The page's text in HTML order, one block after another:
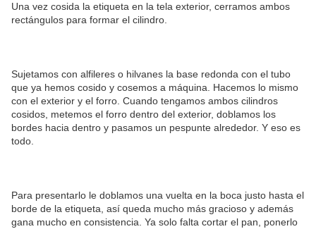
Una vez cosida la etiqueta en la tela exterior, cerramos ambos
rectángulos para formar el cilindro.
Sujetamos con alfileres o hilvanes la base redonda con el tubo
que ya hemos cosido y cosemos a máquina. Hacemos lo mismo
con el exterior y el forro. Cuando tengamos ambos cilindros
cosidos, metemos el forro dentro del exterior, doblamos los
bordes hacia dentro y pasamos un pespunte alrededor. Y eso es
todo.
Para presentarlo le doblamos una vuelta en la boca justo hasta el
borde de la etiqueta, así queda mucho más gracioso y además
gana mucho en consistencia. Ya solo falta cortar el pan, ponerlo